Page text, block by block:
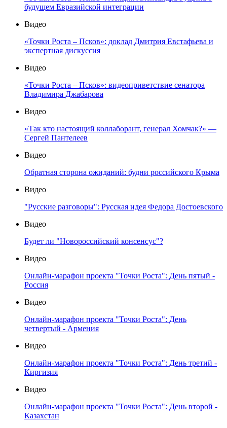
будущем Евразийской интеграции
Видео
«Точки Роста – Псков»: доклад Дмитрия Евстафьева и
экспертная дискуссия
Видео
«Точки Роста – Псков»: видеоприветствие сенатора
Владимира Джабарова
Видео
«Так кто настоящий коллаборант, генерал Хомчак?» —
Сергей Пантелеев
Видео
Обратная сторона ожиданий: будни российского Крыма
Видео
"Русские разговоры": Русская идея Федора Достоевского
Видео
Будет ли "Новороссийский консенсус"?
Видео
Онлайн-марафон проекта "Точки Роста": День пятый -
Россия
Видео
Онлайн-марафон проекта "Точки Роста": День
четвертый - Армения
Видео
Онлайн-марафон проекта "Точки Роста": День третий -
Киргизия
Видео
Онлайн-марафон проекта "Точки Роста": День второй -
Казахстан